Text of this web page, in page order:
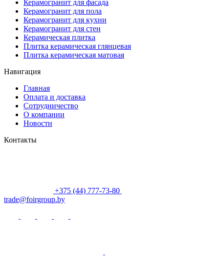
Керамогранит для фасада
Керамогранит для пола
Керамогранит для кухни
Керамогранит для стен
Керамическая плитка
Плитка керамическая глянцевая
Плитка керамическая матовая
Навигация
Главная
Оплата и доставка
Сотрудничество
О компании
Новости
Контакты
+375 (44) 777-73-80
trade@foirgroup.by